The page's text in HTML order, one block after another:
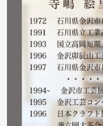
幸い紅里工房に
営業をしており
る分につきまし
皆様には多大な
はありますが、
いたします。
漆工芸・紅里工房